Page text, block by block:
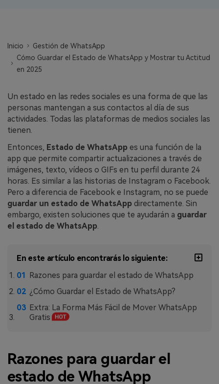
Celular a Otro
Transfiere contactos, fotos, música,
PC.
Apps
Mutsapper (Alias: Wutsapper)
Transfiere datos de WhatsApp y
WhatsApp Business sin restablecer los
valores de fábrica.
MobileTrans App
iOS y Android.
Welastseen
WeLastseen te tiene al tanto de todo
en WhatsApp.
Inicio
Gestión de WhatsApp
Cómo Guardar el Estado de WhatsApp y Mostrar tu Actitud
en 2025
Un estado en las redes sociales es una forma de que las
personas mantengan a sus contactos al día de sus
actividades. Todas las plataformas de medios sociales las
tienen.
Entonces, Estado de WhatsApp es una función de la
app que permite compartir actualizaciones a través de
imágenes, texto, vídeos o GIFs en tu perfil durante 24
horas. Es similar a las historias de Instagram o Facebook.
Pero a diferencia de Facebook e Instagram, no se puede
guardar un estado de WhatsApp directamente. Sin
embargo, existen soluciones que te ayudarán a guardar
el estado de WhatsApp.
En este artículo encontrarás lo siguiente:
Razones para guardar el estado de WhatsApp
¿Cómo Guardar el Estado de WhatsApp?
Extra: La Forma Más Fácil de Mover WhatsApp
Gratis
Razones para guardar el
estado de WhatsApp